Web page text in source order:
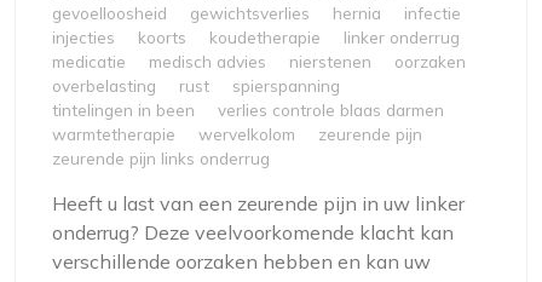
gevoelloosheid
gewichtsverlies hernia
infectie
injecties
koorts koudetherapie
linker onderrug
medicatie
medisch advies nierstenen
oorzaken
overbelasting
rust
spierspanning
tintelingen in been
verlies controle blaas darmen
warmtetherapie
wervelkolom
zeurende pijn
zeurende pijn links onderrug
Heeft u last van een zeurende pijn in uw linker
onderrug? Deze veelvoorkomende klacht kan
verschillende oorzaken hebben en kan uw